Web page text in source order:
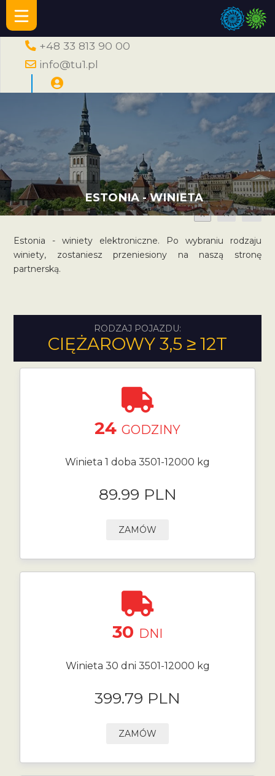
+48 33 813 90 00
info@tu1.pl
ESTONIA - WINIETA
A A A
Estonia - winiety elektroniczne. Po wybraniu rodzaju
winiety, zostaniesz przeniesiony na naszą stronę
partnerską.
RODZAJ POJAZDU:
CIĘŻAROWY 3,5 ≥ 12T
24 GODZINY
Winieta 1 doba 3501-12000 kg
89.99 PLN
ZAMÓW
30 DNI
Winieta 30 dni 3501-12000 kg
399.79 PLN
ZAMÓW